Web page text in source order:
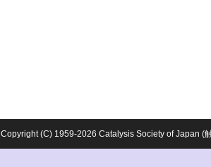
Copyright (C) 1959-2026 Catalysis Society of Japan (